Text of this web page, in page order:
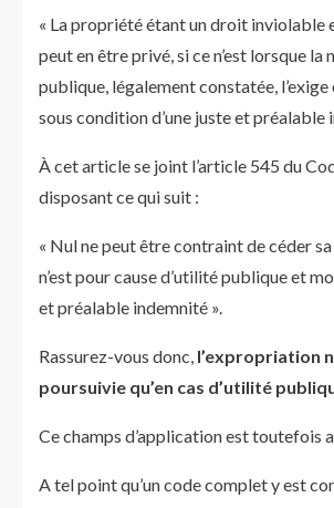
« La propriété étant un droit inviolable
peut en être privé, si ce n’est lorsque la
publique, légalement constatée,
sous condition d’une juste et préalable
À cet article se joint l’article 545 du
disposant ce qui suit :
« Nul ne peut être contraint de céder
n’est pour cause d’utilité publique et
et préalable indemnité ».
Rassurez-vous donc, l’expropriation
poursuivie qu’en cas d’utilité
Ce champs d’application est toutefois
A tel point qu’un code complet y est